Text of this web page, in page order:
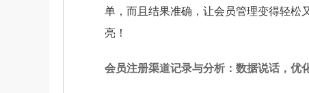
单，而且结果准确，让会员管理变得轻松
亮！
会员注册渠道记录与分析：数据说话，优